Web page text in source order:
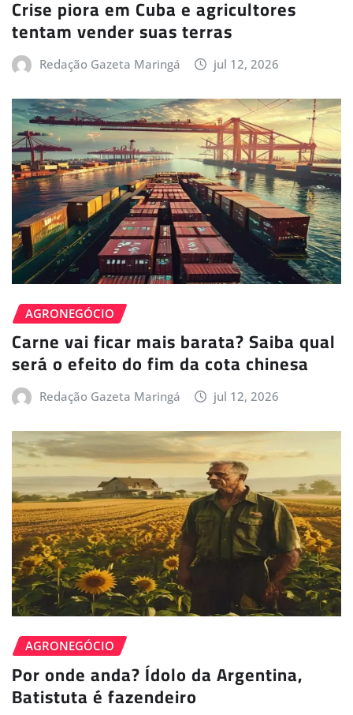
Crise piora em Cuba e agricultores
tentam vender suas terras
Redação Gazeta Maringá jul 12, 2026
AGRONEGÓCIO
Carne vai ficar mais barata? Saiba qual
será o efeito do fim da cota chinesa
Redação Gazeta Maringá jul 12, 2026
AGRONEGÓCIO
Por onde anda? Ídolo da Argentina,
Batistuta é fazendeiro